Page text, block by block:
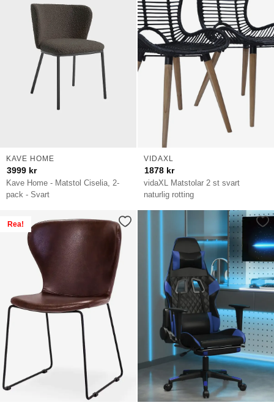
Kave Home - Matstol Ciselia, 2-
pack - Svart
KAVE HOME
3999 kr
vidaXL Matstolar 2 st svart
naturlig rotting
VIDAXL
1878 kr
Rea!